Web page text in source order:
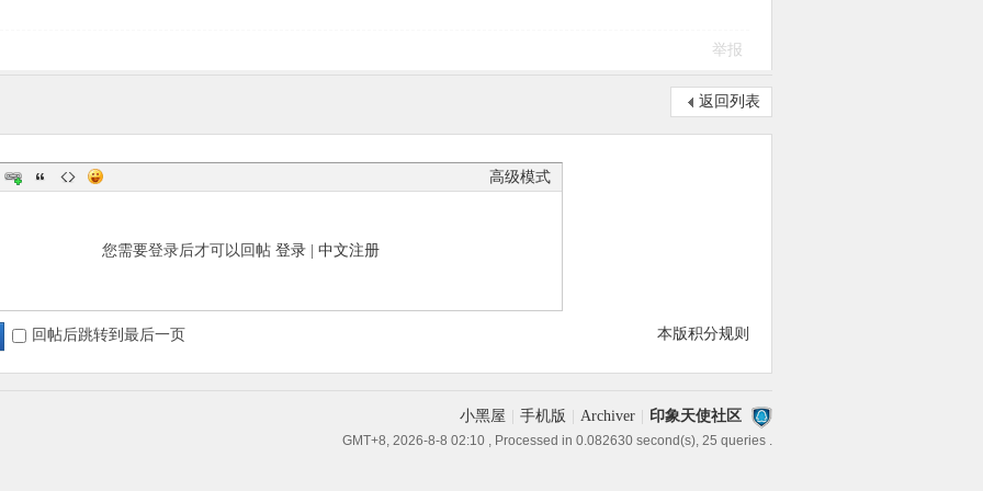
举报
返回列表
高级模式
您需要登录后才可以回帖 登录 中文注册
本版积分规则
回帖后跳转到最后一页
小黑屋 手机版 Archiver 印象天使社区
GMT+8, 2026-8-8 02:10 , Processed in 0.082630 second(s), 25 queries .